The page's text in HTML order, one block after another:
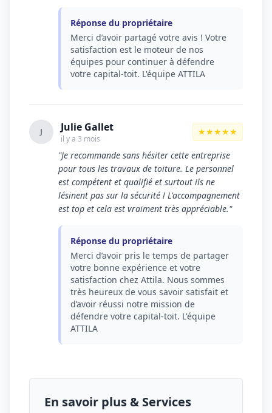
Réponse du propriétaire
Merci d’avoir partagé votre avis ! Votre
satisfaction est le moteur de nos
équipes pour continuer à défendre
votre capital-toit. L'équipe ATTILA
J Julie Gallet
il y a 3 mois
★★★★★
"Je recommande sans hésiter cette entreprise
pour tous les travaux de toiture. Le personnel
est compétent et qualifié et surtout ils ne
lésinent pas sur la sécurité ! L'accompagnement
est top et cela est vraiment très appréciable."
Réponse du propriétaire
Merci d’avoir pris le temps de partager
votre bonne expérience et votre
satisfaction chez Attila. Nous sommes
très heureux de vous savoir satisfait et
d’avoir réussi notre mission de
défendre votre capital-toit. L'équipe
ATTILA
En savoir plus & Services